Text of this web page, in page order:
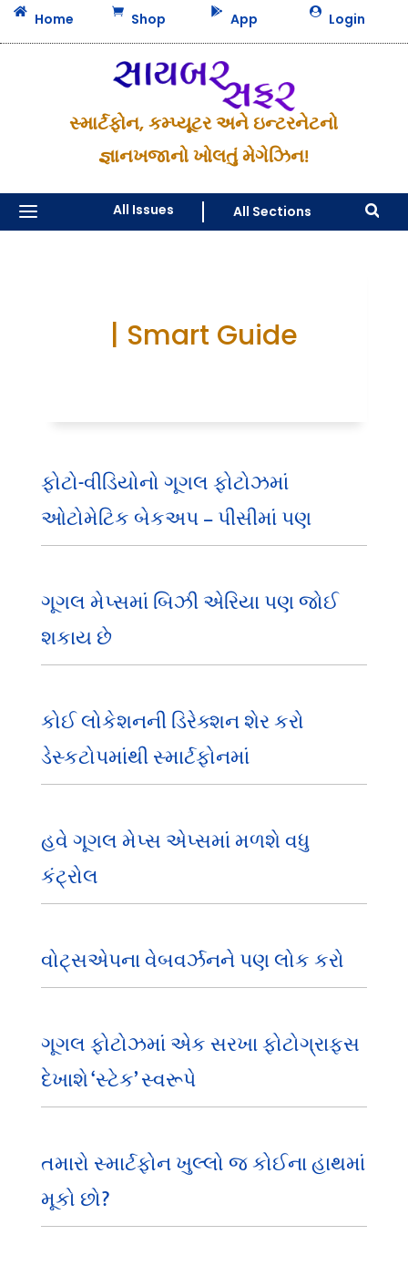
 Home  Shop  App  Login
સ્માર્ટફોન, કમ્પ્યૂટર અને ઇન્ટરનેટનો
જ્ઞાનખજાનો ખોલતું મેગેઝિન!
a All Issues All Sections 
| Smart Guide
ફોટો-વીડિયોનો ગૂગલ ફોટોઝમાં
ઓટોમેટિક બેકઅપ – પીસીમાં પણ
ગૂગલ મેપ્સમાં બિઝી એરિયા પણ જોઈ
શકાય છે
કોઈ લોકેશનની ડિરેક્શન શેર કરો
ડેસ્કટોપમાંથી સ્માર્ટફોનમાં
હવે ગૂગલ મેપ્સ એપ્સમાં મળશે વધુ
કંટ્રોલ
વોટ્સએપના વેબવર્ઝનને પણ લોક કરો
ગૂગલ ફોટોઝમાં એક સરખા ફોટોગ્રાફ્સ
દેખાશે ‘સ્ટેક’ સ્વરૂપે
તમારો સ્માર્ટફોન ખુલ્લો જ કોઈના હાથમાં
મૂકો છો?